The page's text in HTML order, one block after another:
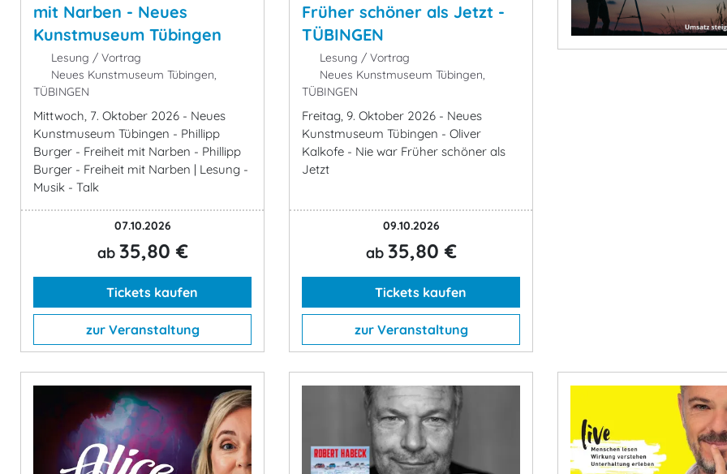
mit Narben - Neues
Kunstmuseum Tübingen
Lesung / Vortrag
Neues Kunstmuseum Tübingen,
TÜBINGEN
Mittwoch, 7. Oktober 2026 - Neues
Kunstmuseum Tübingen - Phillipp
Burger - Freiheit mit Narben - Phillipp
Burger - Freiheit mit Narben | Lesung -
Musik - Talk
07.10.2026
ab 35,80 €
Tickets kaufen
zur Veranstaltung
Früher schöner als Jetzt -
TÜBINGEN
Lesung / Vortrag
Neues Kunstmuseum Tübingen,
TÜBINGEN
Freitag, 9. Oktober 2026 - Neues
Kunstmuseum Tübingen - Oliver
Kalkofe - Nie war Früher schöner als
Jetzt
09.10.2026
ab 35,80 €
Tickets kaufen
zur Veranstaltung